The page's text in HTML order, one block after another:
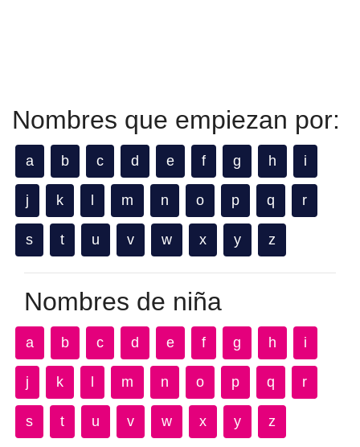
Nombres que empiezan por:
a b c d e f g h i
j k m n o p q r
s t u v w x y z
Nombres de niña
a b c d e f g h i
j k m n o p q r
s t u v w x y z